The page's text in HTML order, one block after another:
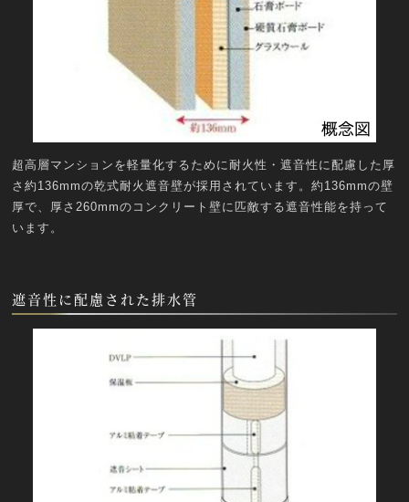
超高層マンションを軽量化するために耐火性・遮音性に配慮した厚
さ約136mmの乾式耐火遮音壁が採用されています。約136mmの壁
厚で、厚さ260mmのコンクリート壁に匹敵する遮音性能を持って
います。
遮音性に配慮された排水管